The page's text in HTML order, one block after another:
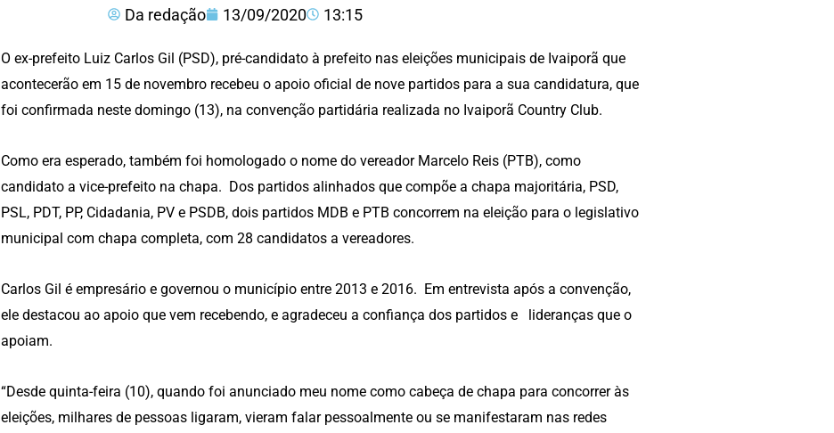
Da redação 13/09/2020 13:15
O ex-prefeito Luiz Carlos Gil (PSD), pré-candidato à prefeito nas eleições municipais de Ivaiporã que
acontecerão em 15 de novembro recebeu o apoio oficial de nove partidos para a sua candidatura, que
foi confirmada neste domingo (13), na convenção partidária realizada no Ivaiporã Country Club.
Como era esperado, também foi homologado o nome do vereador Marcelo Reis (PTB), como
candidato a vice-prefeito na chapa. Dos partidos alinhados que compõe a chapa majoritária, PSD,
PSL, PDT, PP, Cidadania, PV e PSDB, dois partidos MDB e PTB concorrem na eleição para o legislativo
municipal com chapa completa, com 28 candidatos a vereadores.
Carlos Gil é empresário e governou o município entre 2013 e 2016. Em entrevista após a convenção,
ele destacou ao apoio que vem recebendo, e agradeceu a confiança dos partidos e lideranças que o
apoiam.
“Desde quinta-feira (10), quando foi anunciado meu nome como cabeça de chapa para concorrer às
eleições, milhares de pessoas ligaram, vieram falar pessoalmente ou se manifestaram nas redes